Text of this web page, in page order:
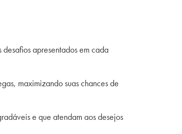
apresentados em cada
maximizando suas chances de
e que atendam aos desejos